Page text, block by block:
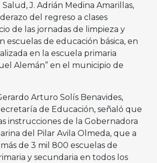
J. Adrián Medina Amarillas,
del regreso a clases
de las jornadas de limpieza y
escuelas de educación básica, en
en la escuela primaria
Alemán” en el municipio de
Arturo Solís Benavides,
de Educación, señaló que
instrucciones de la Gobernadora
del Pilar Avila Olmeda, que a
de 3 mil 800 escuelas de
y secundaria en todos los